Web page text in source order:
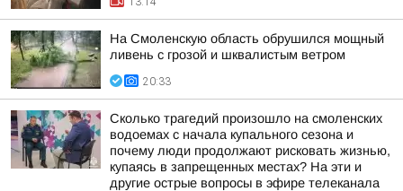
На Смоленскую область обрушился мощный
ливень с грозой и шквалистым ветром
20:33
Сколько трагедий произошло на смоленских
водоемах с начала купального сезона и
почему люди продолжают рисковать жизнью,
купаясь в запрещенных местах? На эти и
другие острые вопросы в эфире телеканала